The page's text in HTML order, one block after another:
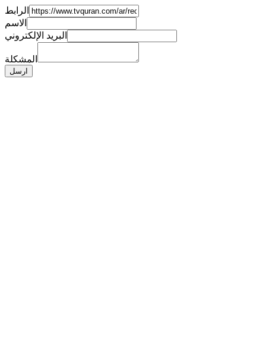
الرابط
الاسم
البريد الإلكتروني
المشكلة
ارسل